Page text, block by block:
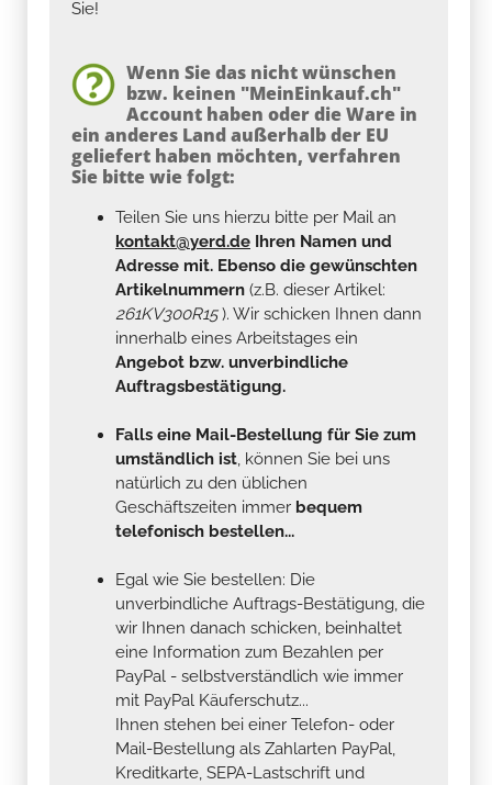
Sie!
Wenn Sie das nicht wünschen
bzw. keinen "MeinEinkauf.ch"
Account haben oder die Ware in
ein anderes Land außerhalb der EU
geliefert haben möchten, verfahren
Sie bitte wie folgt:
Teilen Sie uns hierzu bitte per Mail an
kontakt@yerd.de Ihren Namen und
Adresse mit. Ebenso die gewünschten
Artikelnummern (z.B. dieser Artikel:
261KV300R15). Wir schicken Ihnen dann
innerhalb eines Arbeitstages ein
Angebot bzw. unverbindliche
Auftragsbestätigung.
Falls eine Mail-Bestellung für Sie zum
umständlich ist, können Sie bei uns
natürlich zu den üblichen
Geschäftszeiten immer bequem
telefonisch bestellen...
Egal wie Sie bestellen: Die
unverbindliche Auftrags-Bestätigung, die
wir Ihnen danach schicken, beinhaltet
eine Information zum Bezahlen per
PayPal - selbstverständlich wie immer
mit PayPal Käuferschutz...
Ihnen stehen bei einer Telefon- oder
Mail-Bestellung als Zahlarten PayPal,
Kreditkarte, SEPA-Lastschrift und